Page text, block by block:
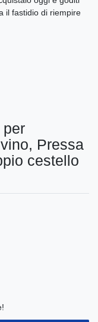
il fastidio di riempire
per
Pressa
cestello